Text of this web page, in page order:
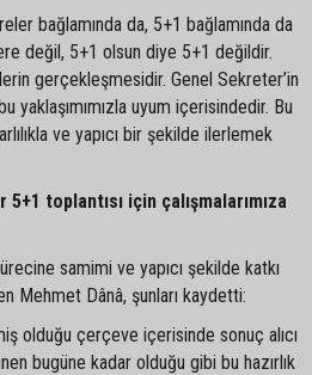
bağlamında da, 5+1 bağlamında da
değil, 5+1 olsun diye 5+1 değildir.
gerçekleşmesidir. Genel Sekreter’in
uyum içerisindedir. Bu
ve yapıcı bir şekilde ilerlemek
5+1 toplantısı için çalışmalarımıza
samimi ve yapıcı şekilde katkı
Mehmet Dânâ, şunları kaydetti:
olduğu çerçeve içerisinde sonuç alıcı
bugüne kadar olduğu gibi bu hazırlık